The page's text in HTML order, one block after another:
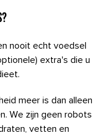
nooit echt voedsel
extra's die u
meer is dan alleen
We zijn geen robots
vetten en